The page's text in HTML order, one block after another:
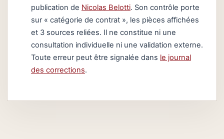
publication de Nicolas Belotti. Son contrôle porte
sur « catégorie de contrat », les pièces affichées
et 3 sources reliées. Il ne constitue ni une
consultation individuelle ni une validation externe.
Toute erreur peut être signalée dans le journal
des corrections.